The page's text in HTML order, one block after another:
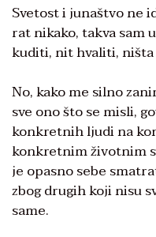
Svetost i junaštvo ne
rat nikako, takva sam
kuditi, nit hvaliti,
No, kako me silno
sve ono što se misli,
konkretnih ljudi na
konkretnim životnim
je opasno sebe
zbog drugih koji nisu
same.